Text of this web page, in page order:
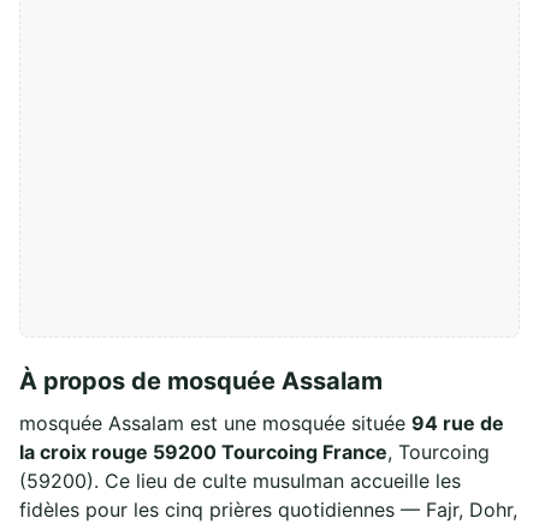
À propos de mosquée Assalam
mosquée Assalam est une mosquée située 94 rue de
la croix rouge 59200 Tourcoing France, Tourcoing
(59200). Ce lieu de culte musulman accueille les
fidèles pour les cinq prières quotidiennes — Fajr, Dohr,